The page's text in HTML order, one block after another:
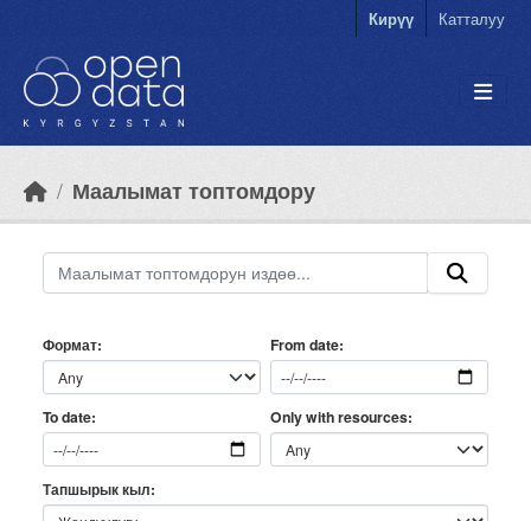
Кирүү Катталуу
Маалымат топтомдору
Формат From date
To date Only with resources
Тапшырык кыл